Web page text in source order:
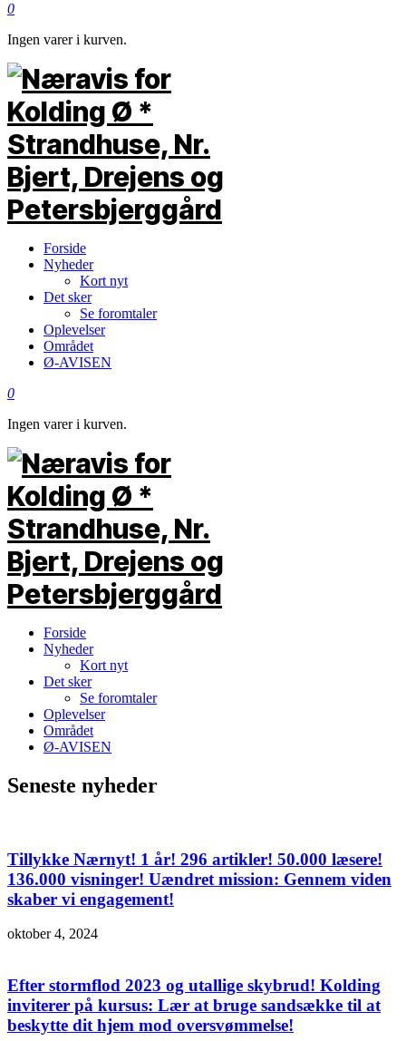
0
Ingen varer i kurven.
Forside
Nyheder
Kort nyt
Det sker
Se foromtaler
Oplevelser
Området
Ø-AVISEN
0
Ingen varer i kurven.
Forside
Nyheder
Kort nyt
Det sker
Se foromtaler
Oplevelser
Området
Ø-AVISEN
Seneste nyheder
Tillykke Nærnyt! 1 år! 296 artikler! 50.000 læsere!
136.000 visninger! Uændret mission: Gennem viden
skaber vi engagement!
oktober 4, 2024
Efter stormflod 2023 og utallige skybrud! Kolding
inviterer på kursus: Lær at bruge sandsække til at
beskytte dit hjem mod oversvømmelse!